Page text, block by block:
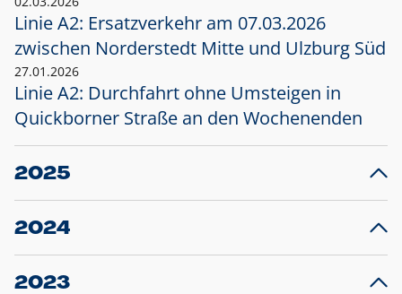
Linie A2: Ersatzverkehr am 07.03.2026
zwischen Norderstedt Mitte und Ulzburg Süd
27.01.2026
Linie A2: Durchfahrt ohne Umsteigen in
Quickborner Straße an den Wochenenden
2025
23.12.2025
Projekt S5: Start der Bauarbeiten am
2024
10.12.2024
Großprojekt S5: Sperrung der Bahnstraße in
2023